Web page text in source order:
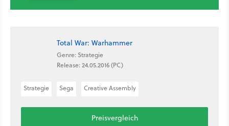
Total War: Warhammer
Genre: Strategie
Release: 24.05.2016 (PC)
Strategie Sega Creative Assembly
Preisvergleich